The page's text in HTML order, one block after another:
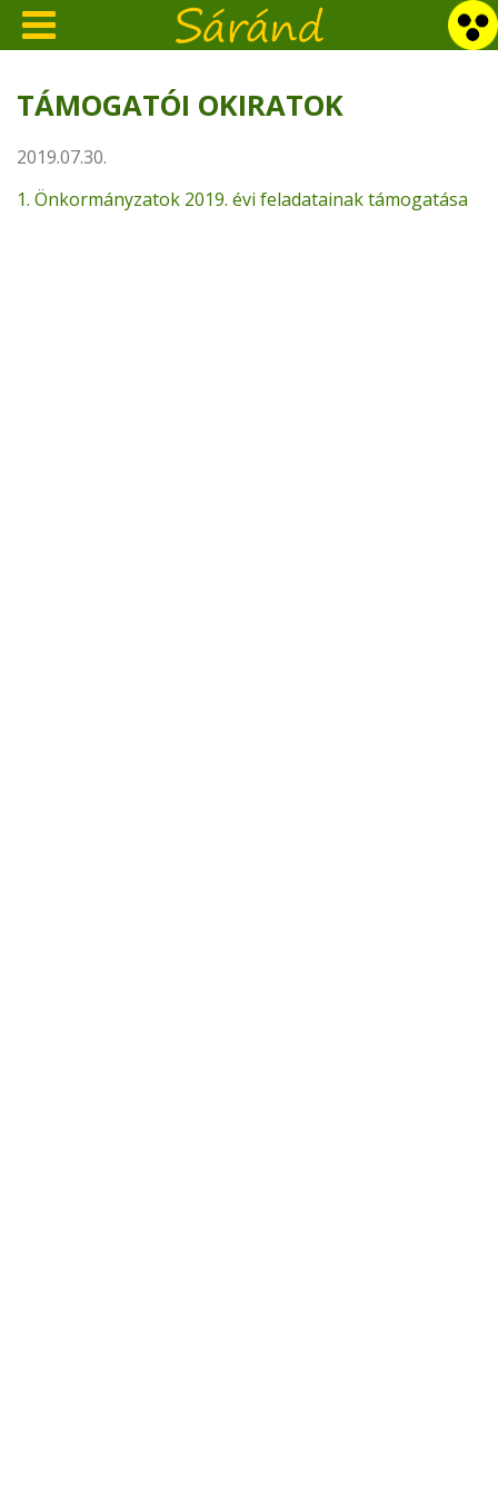
TÁMOGATÓI OKIRATOK
2019.07.30.
1. Önkormányzatok 2019. évi feladatainak támogatása